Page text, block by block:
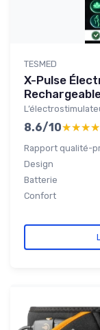
TESMED
X-Pulse
8.6/10
Rapport qualité-
Design
Batterie
Confort